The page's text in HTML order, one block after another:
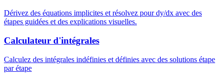
Dérivez des équations implicites et résolvez pour dy/dx avec des
étapes guidées et des explications visuelles.
Calculateur d'intégrales
Calculez des intégrales indéfinies et définies avec des solutions étape
par étape